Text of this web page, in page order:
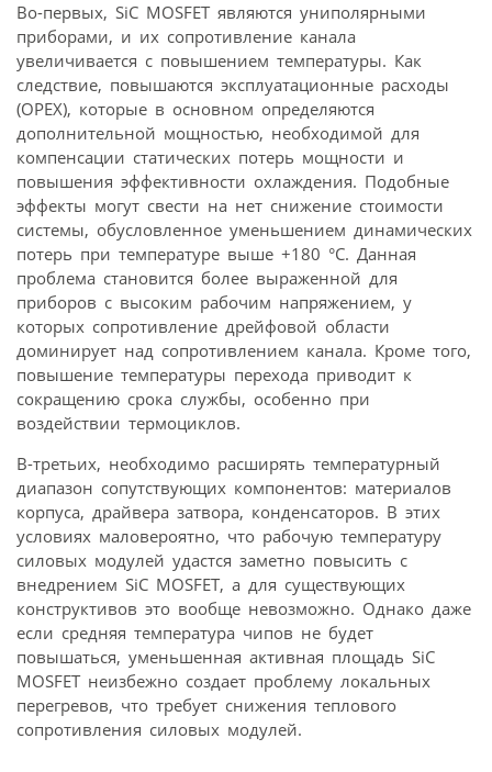
Во-первых, SiC MOSFET являются униполярными
приборами, и их сопротивление канала
увеличивается с повышением температуры. Как
следствие, повышаются эксплуатационные расходы
(OPEX), которые в основном определяются
дополнительной мощностью, необходимой для
компенсации статических потерь мощности и
повышения эффективности охлаждения. Подобные
эффекты могут свести на нет снижение стоимости
системы, обусловленное уменьшением динамических
потерь при температуре выше +180 °C. Данная
проблема становится более выраженной для
приборов с высоким рабочим напряжением, у
которых сопротивление дрейфовой области
доминирует над сопротивлением канала. Кроме того,
повышение температуры перехода приводит к
сокращению срока службы, особенно при
воздействии термоциклов.
В-третьих, необходимо расширять температурный
диапазон сопутствующих компонентов: материалов
корпуса, драйвера затвора, конденсаторов. В этих
условиях маловероятно, что рабочую температуру
силовых модулей удастся заметно повысить с
внедрением SiC MOSFET, а для существующих
конструктивов это вообще невозможно. Однако даже
если средняя температура чипов не будет
повышаться, уменьшенная активная площадь SiC
MOSFET неизбежно создает проблему локальных
перегревов, что требует снижения теплового
сопротивления силовых модулей.